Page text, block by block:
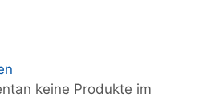
keine Produkte im